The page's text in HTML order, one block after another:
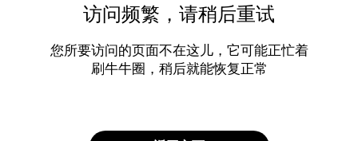
访问频繁，请稍后重试
您所要访问的页面不在这儿，它可能正忙着
刷牛牛圈，稍后就能恢复正常